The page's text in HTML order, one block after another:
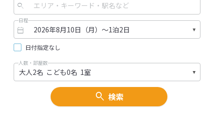
いきますので、ちょっと体力に自信
がない・・という方もご安心くださ
い！
【少人数で出発します！】
最大7人までのプライベートツアーで
すので、ガイドの目がしっかりと行
き届きます。説明も聞きやすいです
し、質問もしやすいと思います。ご
家族や仲間と一緒に参加すれば、き
っと更に絆が深まるはず。北海道旅
みください。周
樽出世前広場、
小樽駅、手宮線
ットとしてもお
物は歴史ある景
よ。ご希望があ
主がとっておき
日程
日付指定なし
人数・部屋数
検索